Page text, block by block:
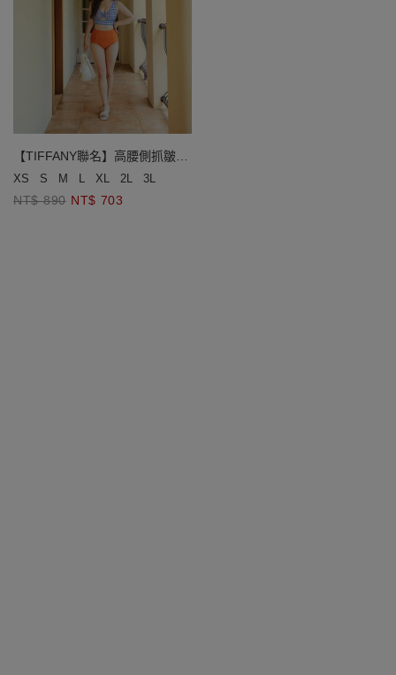
【TIFFANY聯名】高腰側抓皺束
腹泳褲
XS S M L XL 2L 3L
NT$ 890 NT$ 703